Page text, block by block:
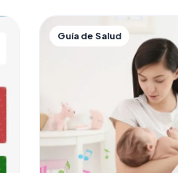
Guía de Salud